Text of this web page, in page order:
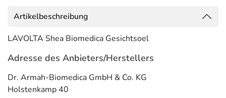
Artikelbeschreibung
LAVOLTA Shea Biomedica Gesichtsoel
Adresse des Anbieters/Herstellers
Dr. Armah-Biomedica GmbH & Co. KG
Holstenkamp 40